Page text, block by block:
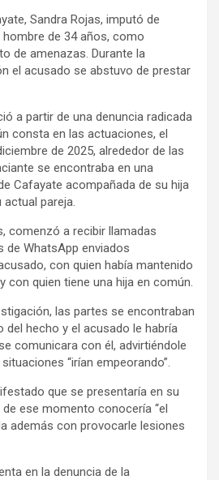
Sandra Rojas, imputó de
de 34 años, como
de amenazas. Durante la
el acusado se abstuvo de prestar
a partir de una denuncia radicada
consta en las actuaciones, el
de 2025, alrededor de las
se encontraba en una
Cafayate acompañada de su hija
pareja.
comenzó a recibir llamadas
WhatsApp enviados
con quien había mantenido
con quien tiene una hija en común.
las partes se encontraban
del hecho y el acusado le habría
comunicara con él, advirtiéndole
“irían empeorando”.
que se presentaría en su
ese momento conocería “el
además con provocarle lesiones
en la denuncia de la